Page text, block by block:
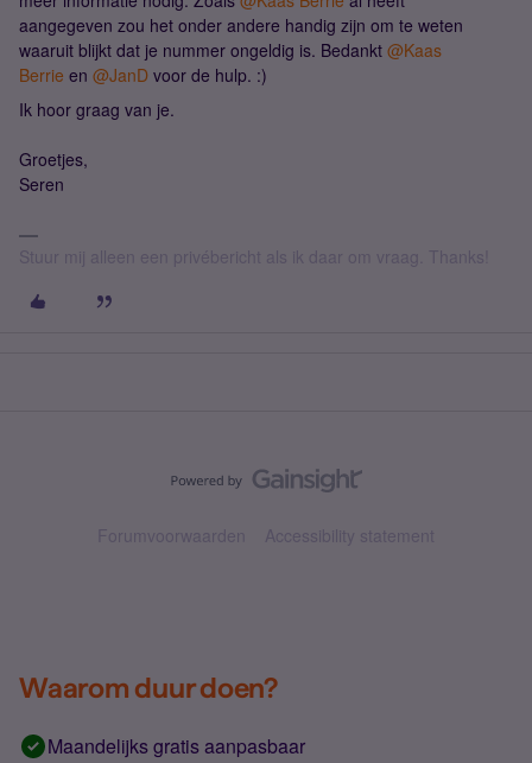
aangegeven zou het onder andere handig zijn om te weten
waaruit blijkt dat je nummer ongeldig is. Bedankt ​ @Kaas
Berrie en ​ @JanD voor de hulp. :)
Ik hoor graag van je.
Groetjes,
Seren
Stuur mij alleen een privébericht als ik daar om vraag. Thanks!
Forumvoorwaarden Accessibility statement
Waarom duur doen?
Maandelijks gratis aanpasbaar